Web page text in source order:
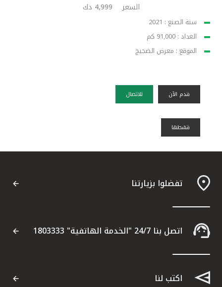
السعر
سنة الصنع : 2021
العداد : 91,000 كم
الموقع : معرض الضجيج
قدم الآن للاتصال
قسًطها
تفضلوا بزيارتنا
اتصل بنا 24/7 "الخدمة الهاتفية" 1803333
اكتب لنا